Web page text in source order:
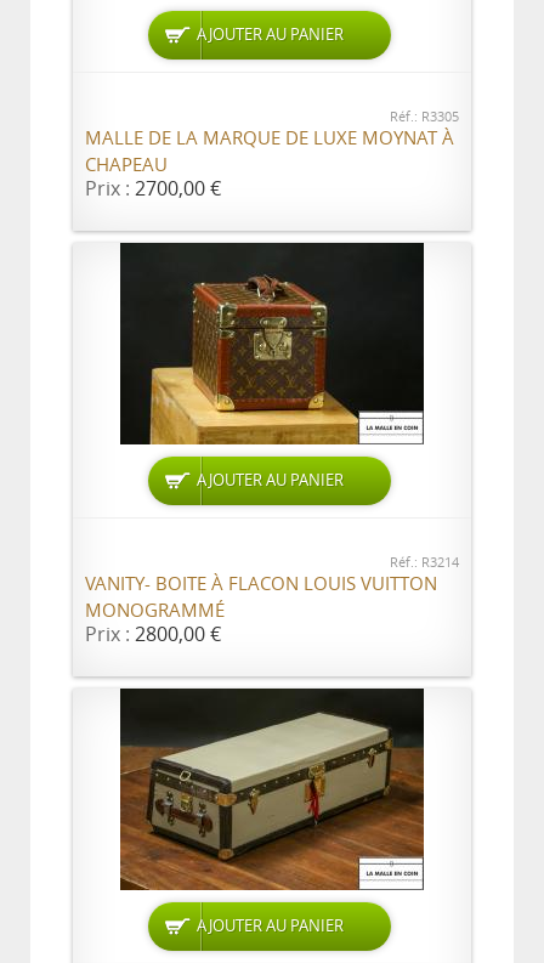
AJOUTER AU PANIER
Réf.: R3305
MALLE DE LA MARQUE DE LUXE MOYNAT À
CHAPEAU
Prix : 2700,00 €
AJOUTER AU PANIER
Réf.: R3214
VANITY- BOITE À FLACON LOUIS VUITTON
MONOGRAMMÉ
Prix : 2800,00 €
AJOUTER AU PANIER